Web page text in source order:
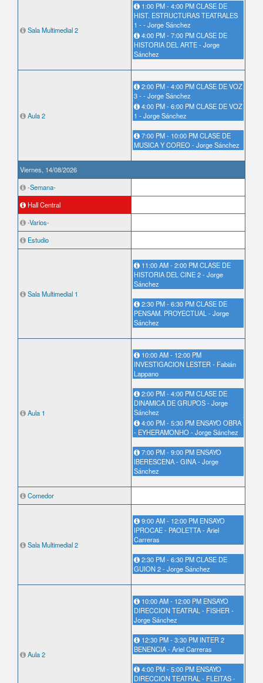
Sala Multimedial 2
1:00 PM - 4:00 PM CLASE DE
HIST. ESTRUCTURAS TEATRALES
1 - - Jorge Sánchez
4:00 PM - 7:00 PM CLASE DE
HISTORIA DEL ARTE - Jorge
Sánchez
Aula 2
2:00 PM - 4:00 PM CLASE DE VOZ
3 - - Jorge Sánchez
4:00 PM - 6:00 PM CLASE DE VOZ
1 - Jorge Sánchez
7:00 PM - 10:00 PM CLASE DE
MUSICA Y COREO - Jorge Sánchez
Viernes, 14/08/2026
-Semana-
Hall Central
-Varios-
Estudio
Sala Multimedial 1
11:00 AM - 2:00 PM CLASE DE
HISTORIA DEL CINE 2 - Jorge
Sánchez
2:30 PM - 6:30 PM CLASE DE
PENSAM. PROYECTUAL - Jorge
Sánchez
Aula 1
10:00 AM - 12:00 PM
INVESTIGACION LESTER - Fabián
Lappano
2:00 PM - 4:00 PM CLASE DE
DINAMICA DE GRUPOS - Jorge
Sánchez
4:00 PM - 5:30 PM ENSAYO OBRA
- EYHERAMONHO - Jorge Sánchez
7:00 PM - 9:00 PM ENSAYO
IBERESCENA - GINA - Jorge
Sánchez
Comedor
Sala Multimedial 2
9:00 AM - 12:00 PM ENSAYO
IPROCAE - PAOLETTA - Ariel
Carreras
2:30 PM - 6:30 PM CLASE DE
GUION 2 - Jorge Sánchez
Aula 2
10:00 AM - 12:00 PM ENSAYO
DIRECCION TEATRAL - FISHER -
Jorge Sánchez
12:30 PM - 3:30 PM INTER 2
BENENCIA - Ariel Carreras
4:00 PM - 5:00 PM ENSAYO
DIRECCION TEATRAL - FLEITAS -